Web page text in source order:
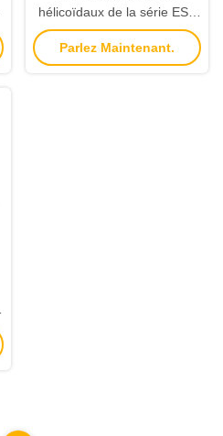
hélicoïdaux de la série ESA
avec sortie d'arbre creux de
0,18 kW à 22 kW et couple
Parlez Maintenant.